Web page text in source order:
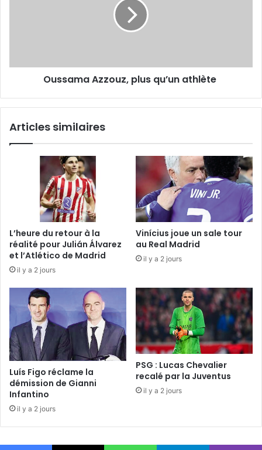
Oussama Azzouz, plus qu’un athlète
Articles similaires
L’heure du retour à la
réalité pour Julián Álvarez
et l’Atlético de Madrid
il y a 2 jours
Vinícius joue un sale tour
au Real Madrid
il y a 2 jours
Luís Figo réclame la
démission de Gianni
Infantino
il y a 2 jours
PSG : Lucas Chevalier
recalé par la Juventus
il y a 2 jours